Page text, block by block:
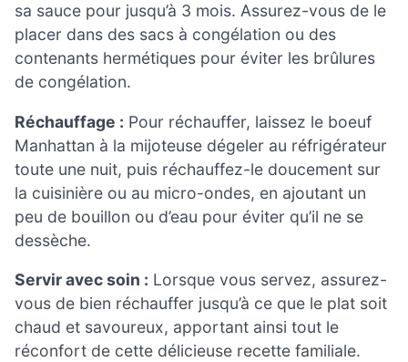
sa sauce pour jusqu’à 3 mois. Assurez-vous de le
placer dans des sacs à congélation ou des
contenants hermétiques pour éviter les brûlures
de congélation.
Réchauffage : Pour réchauffer, laissez le boeuf
Manhattan à la mijoteuse dégeler au réfrigérateur
toute une nuit, puis réchauffez-le doucement sur
la cuisinière ou au micro-ondes, en ajoutant un
peu de bouillon ou d’eau pour éviter qu’il ne se
dessèche.
Servir avec soin : Lorsque vous servez, assurez-
vous de bien réchauffer jusqu’à ce que le plat soit
chaud et savoureux, apportant ainsi tout le
réconfort de cette délicieuse recette familiale.